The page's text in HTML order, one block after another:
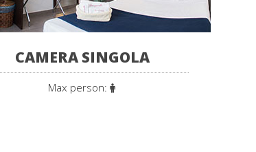
CAMERA SINGOLA
Max person: